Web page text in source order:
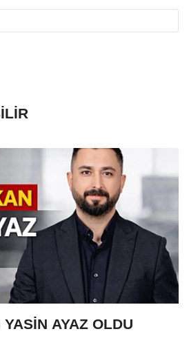
AYAZ OLDU